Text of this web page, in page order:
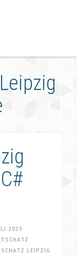
2013
LEIPZIG